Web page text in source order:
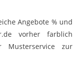
Angebote % und
vorher farblich
Musterservice zur